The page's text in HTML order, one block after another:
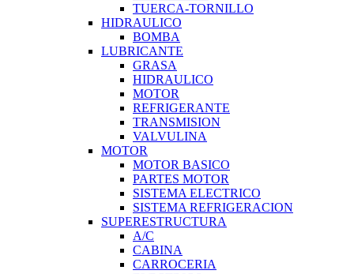
TUERCA-TORNILLO
HIDRAULICO
BOMBA
LUBRICANTE
GRASA
HIDRAULICO
MOTOR
REFRIGERANTE
TRANSMISION
VALVULINA
MOTOR
MOTOR BASICO
PARTES MOTOR
SISTEMA ELECTRICO
SISTEMA REFRIGERACION
SUPERESTRUCTURA
A/C
CABINA
CARROCERIA